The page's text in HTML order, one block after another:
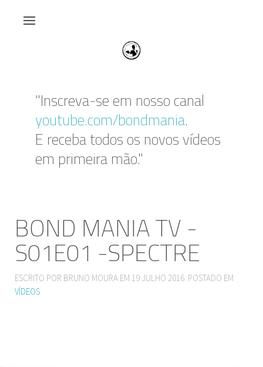
"Inscreva-se em nosso canal
youtube.com/bondmania.
E receba todos os novos vídeos
em primeira mão."
BOND MANIA TV -
S01E01 -SPECTRE
ESCRITO POR BRUNO MOURA EM 19 JULHO 2016. POSTADO EM
VÍDEOS